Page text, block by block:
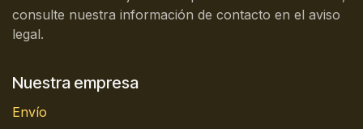
consulte nuestra información de contacto en el aviso
legal.
Nuestra empresa
Envío